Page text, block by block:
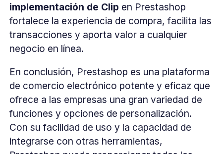
implementación de Clip en Prestashop
fortalece la experiencia de compra, facilita las
transacciones y aporta valor a cualquier
negocio en línea.
En conclusión, Prestashop es una plataforma
de comercio electrónico potente y eficaz que
ofrece a las empresas una gran variedad de
funciones y opciones de personalización.
Con su facilidad de uso y la capacidad de
integrarse con otras herramientas,